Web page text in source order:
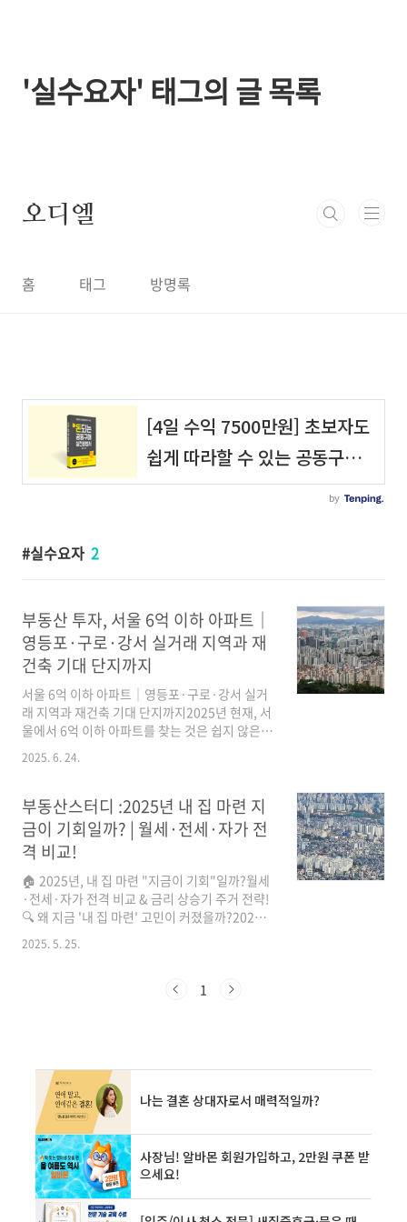
'실수요자' 태그의 글 목록
오디엘
홈 태그 방명록
실수요자 2
부동산 투자, 서울 6억 이하 아파트｜
영등포·구로·강서 실거래 지역과 재
건축 기대 단지까지
서울 6억 이하 아파트｜영등포·구로·강서 실거
래 지역과 재건축 기대 단지까지2025년 현재, 서
울에서 6억 이하 아파트를 찾는 것은 쉽지 않은
도전입니다.하지만 영등포구, 구로구, 강서구를
중심으로 아직도 실거래 가능한 단지들이 존재합
실수요자와 투자자 모두를 위한 전략적 접근이
가능한 지역을 소개하고, 재건축 기대 단지까지
상세히 안내합니다.📍 영등포구 – 입지 + 재건축
기대 단지의 조합당산삼성아파트 (전용 59㎡) –
최근 실거래 5.85억, 더블역세권(2·9호선)신길
우성아파트 (전용 49㎡) – 실거래 5.2억, 신길뉴
타운 영향권영등포푸르지오 (전용 59㎡) – 6.1
타운 재개발, 문래·당산 일대 정비계..
2025. 6. 24.
부동산스터디 :2025년 내 집 마련 지
금이 기회일까? | 월세·전세·자가 전
격 비교!
🏠 2025년, 내 집 마련 "지금이 기회"일까?월세
·전세·자가 전격 비교 & 금리 상승기 주거 전략!
🔍 왜 지금 '내 집 마련' 고민이 커졌을까?2025년
현재, 부동산 시장은 **혼란 속 '결정의 시간'**
에 들어섰습니다. 금리 상승, 전세 사기 우려 등
게 맞을까?"라는 고민은 더욱 깊어지고 있죠. 최
끌'의 부담이 커졌습니다.**전셋값 및 매매가 조
정**: 한편으로는 전셋값과 매매가가 동반 조정
되면서, 오히려 **실수요자에게는 유입 타이밍
**이 될 수 있다는..
2025. 5. 25.
1